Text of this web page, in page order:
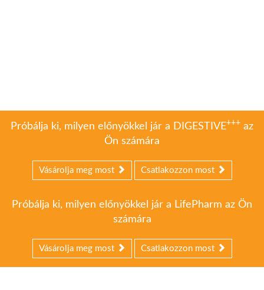
Próbálja ki, milyen előnyökkel jár a DIGESTIVE+++ az
Ön számára
Vásárolja meg most Csatlakozzon most
Próbálja ki, milyen előnyökkel jár a LifePharm az Ön
számára
Vásárolja meg most Csatlakozzon most